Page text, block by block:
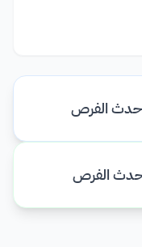
أحدث الفرص
الفرص